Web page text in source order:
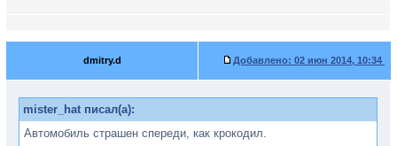
dmitry.d Добавлено: 02 июн 2014, 10:34
mister_hat писал(а):
Автомобиль страшен спереди, как крокодил.